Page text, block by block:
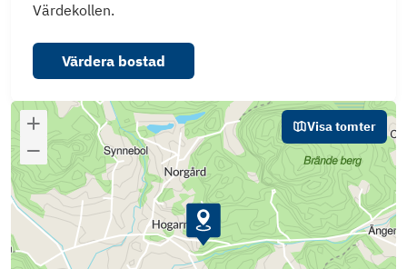
Värdekollen.
Värdera bostad
Visa tomter